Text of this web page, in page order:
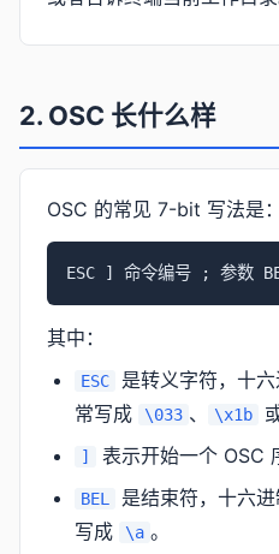
2. OSC 长什么样
OSC 的常见 7-bit 写法是：
ESC ] 命令编号 ; 参数
其中：
ESC 是转义字符，十
常写成
\033 、 \x1b
] 表示开始一个 OSC
BEL 是结束符，十六
写成
\a 。